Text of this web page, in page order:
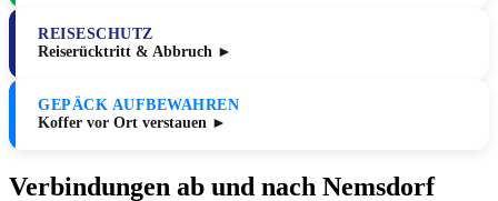
REISESCHUTZ
Reiserücktritt & Abbruch ►
GEPÄCK AUFBEWAHREN
Koffer vor Ort verstauen ►
Verbindungen ab und nach Nemsdorf